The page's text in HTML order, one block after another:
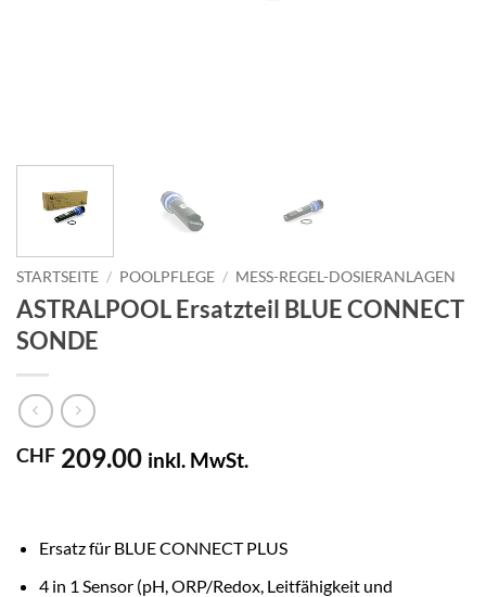
STARTSEITE / POOLPFLEGE / MESS-REGEL-DOSIERANLAGEN
ASTRALPOOL Ersatzteil BLUE CONNECT
SONDE
CHF 209.00 inkl. MwSt.
Ersatz für BLUE CONNECT PLUS
4 in 1 Sensor (pH, ORP/Redox, Leitfähigkeit und